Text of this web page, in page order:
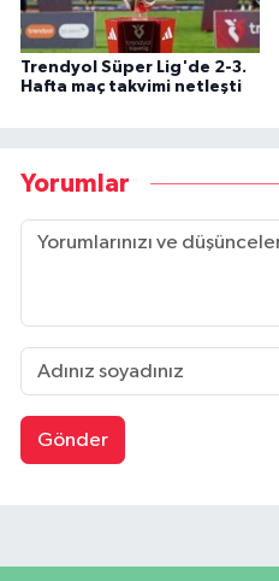
Trendyol Süper Lig'de 2-3.
Hafta maç takvimi netleşti
Yorumlar
Gönder